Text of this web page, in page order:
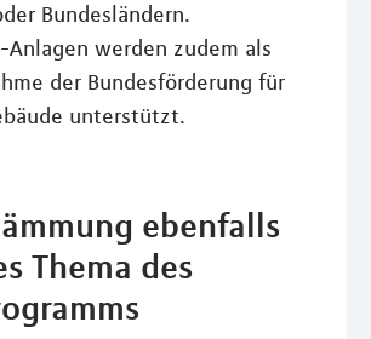
Bundesländern.
werden zudem als
der Bundesförderung für
unterstützt.
ebenfalls
Thema des